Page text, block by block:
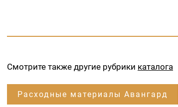
Смотрите также другие рубрики каталога
Расходные материалы Авангард